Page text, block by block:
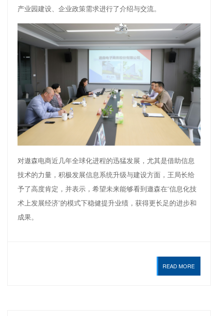
产业园建设、企业政策需求进行了介绍与交流。
对遨森电商近几年全球化进程的迅猛发展，尤其是借助信息
技术的力量，积极发展信息系统升级与建设方面，王局长给
予了高度肯定，并表示，希望未来能够看到遨森在“信息化技
术上发展经济”的模式下稳健提升业绩，获得更长足的进步和
成果。
READ MORE